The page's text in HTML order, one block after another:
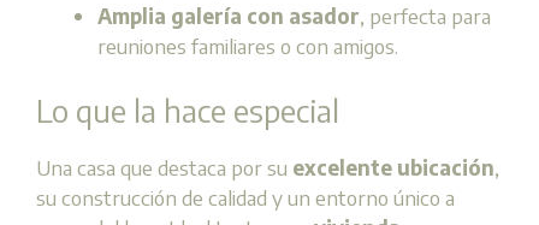
Amplia galería con asador, perfecta para
reuniones familiares o con amigos.
Lo que la hace especial
Una casa que destaca por su excelente ubicación,
su construcción de calidad y un entorno único a